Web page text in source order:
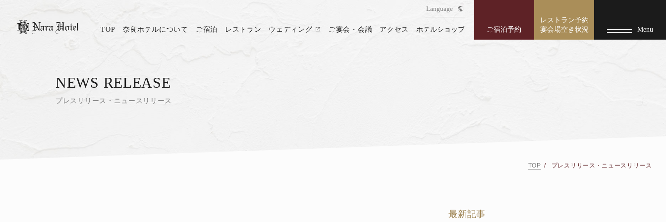
TOP 奈良ホテルについて ご宿泊 レストラン ウェディング ご宴会・会議 アクセス ホテルショップ
Language
ご宿泊予約
レストラン予約
宴会場空き状況
Menu
プレスリリース・ニュースリリース
NEWS RELEASE
TOP プレスリリース・ニュースリリース
最新記事